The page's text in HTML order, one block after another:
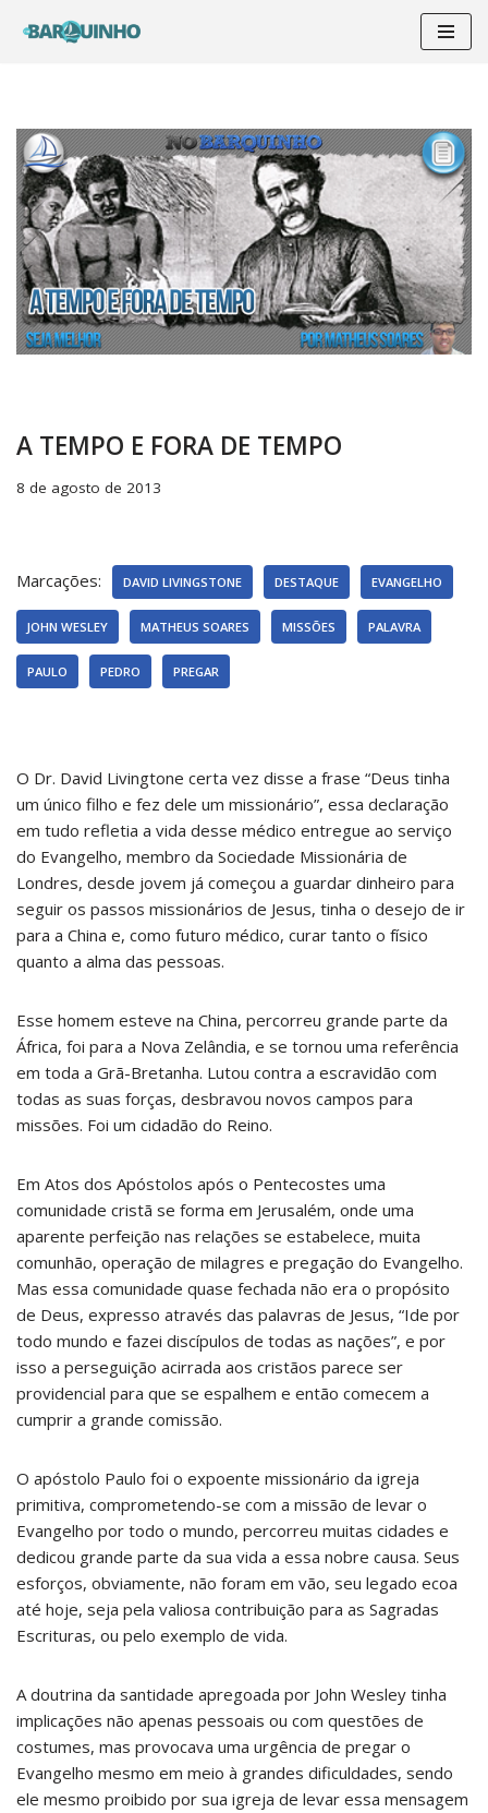
conteúdo
A TEMPO E FORA DE TEMPO
8 de agosto de 2013
Marcações: DAVID LIVINGSTONE DESTAQUE EVANGELHO
JOHN WESLEY MATHEUS SOARES MISSÕES PALAVRA
PAULO PEDRO PREGAR
O Dr. David Livingtone certa vez disse a frase “Deus tinha
um único filho e fez dele um missionário”, essa declaração
em tudo refletia a vida desse médico entregue ao serviço
do Evangelho, membro da Sociedade Missionária de
Londres, desde jovem já começou a guardar dinheiro para
seguir os passos missionários de Jesus, tinha o desejo de ir
para a China e, como futuro médico, curar tanto o físico
quanto a alma das pessoas.
Esse homem esteve na China, percorreu grande parte da
África, foi para a Nova Zelândia, e se tornou uma referência
em toda a Grã-Bretanha. Lutou contra a escravidão com
todas as suas forças, desbravou novos campos para
missões. Foi um cidadão do Reino.
Em Atos dos Apóstolos após o Pentecostes uma
comunidade cristã se forma em Jerusalém, onde uma
aparente perfeição nas relações se estabelece, muita
comunhão, operação de milagres e pregação do Evangelho.
Mas essa comunidade quase fechada não era o propósito
de Deus, expresso através das palavras de Jesus, “Ide por
todo mundo e fazei discípulos de todas as nações”, e por
isso a perseguição acirrada aos cristãos parece ser
providencial para que se espalhem e então comecem a
cumprir a grande comissão.
O apóstolo Paulo foi o expoente missionário da igreja
primitiva, comprometendo-se com a missão de levar o
Evangelho por todo o mundo, percorreu muitas cidades e
dedicou grande parte da sua vida a essa nobre causa. Seus
esforços, obviamente, não foram em vão, seu legado ecoa
até hoje, seja pela valiosa contribuição para as Sagradas
Escrituras, ou pelo exemplo de vida.
A doutrina da santidade apregoada por John Wesley tinha
implicações não apenas pessoais ou com questões de
costumes, mas provocava uma urgência de pregar o
Evangelho mesmo em meio à grandes dificuldades, sendo
ele mesmo proibido por sua igreja de levar essa mensagem